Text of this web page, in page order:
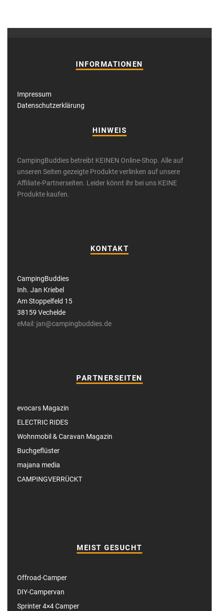
INFORMATIONEN
Impressum
Datenschutzerklärung
HINWEIS
CampingBuddies betreibt KEINEN Online-Shop. Alle auf
unseren Seiten gezeigte Produkte verlinken auf unsere
Affiliate-Partnerseiten. Leider könnt ihr bei uns KEINE
Produkte kaufen.
KONTAKT
CampingBuddies
Inh. Jan Kriebel
Am Stoppelfeld 15
38159 Vechelde
eMail: jan@campingbuddies.de
PARTNERSEITEN
evocars Magazin
ELECTRIC RIDES
Wohnmobil & Caravan Magazin
Buchgeflüster
majana media
CAMPINGVERRÜCKT
MEIST GESUCHT
Offroad-Camper
DIY-Campervan
Sprinter 4×4 Camper